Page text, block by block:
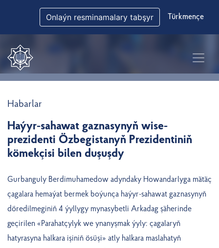
Onlaýn resminamalary tabşyr Türkmençe
Habarlar
Haýyr-sahawat gaznasynyň wise-
prezidenti Özbegistanyň Prezidentiniň
kömekçisi bilen duşuşdy
Gurbanguly Berdimuhamedow adyndaky Howandarlyga mätäç
çagalara hemaýat bermek boýunça haýyr-sahawat gaznasynyň
döredilmeginiň 4 ýyllygy mynasybetli Arkadag şäherinde
geçirilen «Parahatçylyk we ynanyşmak ýyly: çagalaryň
hatyrasyna halkara işiniň ösüşi» atly halkara maslahatyň